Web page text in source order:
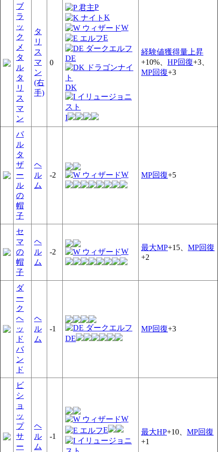
ブ
ラ
ッ
ク
メ
タ
ル
タ
リ
ス
マ
ン
タ
リ
ス
マ
ン
(右
手)
0
P
K
W
E
DE
DK
I
経験値獲得量上昇
+10%、 HP回復+3、
MP回復+3
バ
ル
タ
ザ
ー
ル
の
帽
子
ヘ
ル
ム
-2 W MP回復+5
セ
マ
の
帽
子
ヘ
ル
ム
-2 W 最大MP+15、 MP回復
+2
ダ
ー
ク
ヘ
ッ
ド
バ
ン
ド
ヘ
ル
ム
-1
DE
MP回復+3
ビ
シ
ョ
ッ
プ
サ
ー
ヘ
ル
ム
-1
W
E
最大HP+10、 MP回復
+1